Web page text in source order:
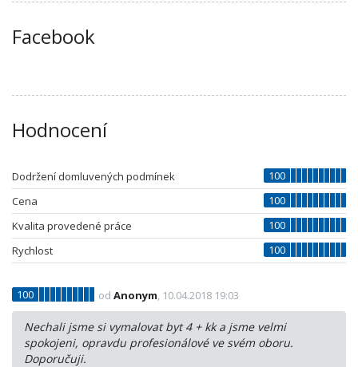
Facebook
Hodnocení
Dodržení domluvených podmínek
100
Cena
100
Kvalita provedené práce
100
Rychlost
100
100 od Anonym, 10.04.2018 19:03
Nechali jsme si vymalovat byt 4 + kk a jsme velmi
spokojeni, opravdu profesionálové ve svém oboru.
Doporučuji.